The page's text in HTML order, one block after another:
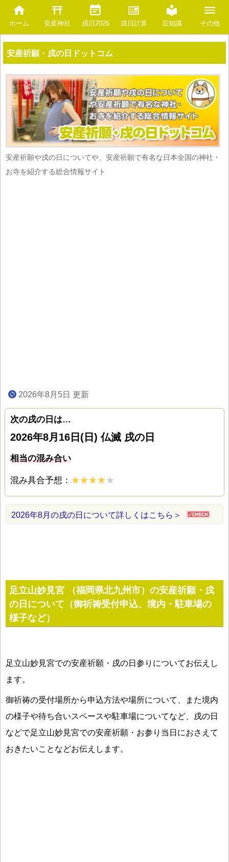
ホーム 安産神社 戌日2026 戌日計算 豆知識 その他
安産祈願・戌の日ドットコム
安産祈願や戌の日についてや、安産祈願で有名な日本全国の神社・
お寺を紹介する総合情報サイト
2026年8月5日 更新
次の戌の日は…
2026年8月16日(日) 仏滅 戌の日
相当の混み合い
混み具合予想：
2026年8月の戌の日について詳しくはこちら＞
足立山妙見宮 （福岡県北九州市）の安産祈願・戌
の日について（御祈祷受付申込、境内・駐車場の
様子など）
足立山妙見宮での安産祈願・戌の日参りについてお伝えし
ます。
御祈祷の受付場所から申込方法や場所について、また境内
の様子や待ち合いスペースや駐車場についてなど、戌の日
などで足立山妙見宮での安産祈願・お参り当日におさえて
おきたいことなどお伝えします。